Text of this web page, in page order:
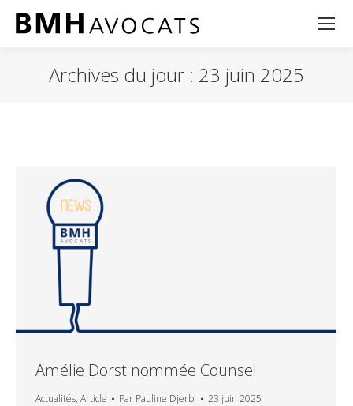
Archives du jour : 23 juin 2025
Amélie Dorst nommée Counsel
Actualités, Article Par Pauline Djerbi 23 juin 2025